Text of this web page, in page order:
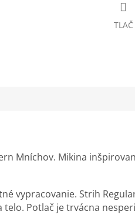
TLAČ
Mníchov. Mikina
vypracovanie. Strih
Potlač je trvácna